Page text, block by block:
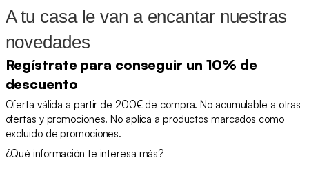
A tu casa le van a encantar nuestras
novedades
Regístrate para conseguir un 10% de
descuento
Oferta válida a partir de 200€ de compra. No acumulable a otras
ofertas y promociones. No aplica a productos marcados como
excluido de promociones.
¿Qué información te interesa más?